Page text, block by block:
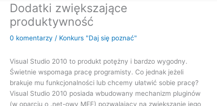
Dodatki zwiększające
produktywność
0 komentarzy / Konkurs "Daj się poznać"
Visual Studio 2010 to produkt potężny i bardzo wygodny.
Świetnie wspomaga pracę programisty. Co jednak jeżeli
brakuje mu funkcjonalności lub chcemy ułatwić sobie pracę?
Visual Studio 2010 posiada wbudowany mechanizm pluginów
(w oparciu o .net-owy MEF) pozwalający na zwiększanie jego